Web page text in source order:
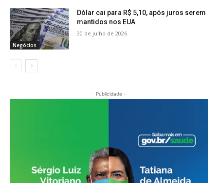
Negócios
Dólar cai para R$ 5,10, após juros serem
mantidos nos EUA
30 de julho de 2026
- Publicidade -